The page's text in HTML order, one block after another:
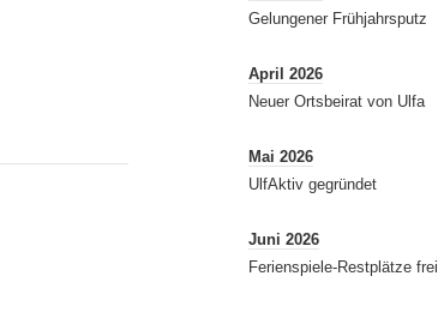
Gelungener Frühjahrsputz
April 2026
Neuer Ortsbeirat von Ulfa
Mai 2026
UlfAktiv gegründet
Juni 2026
Ferienspiele-Restplätze frei